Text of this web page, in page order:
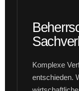
Komplexe
entschieden.